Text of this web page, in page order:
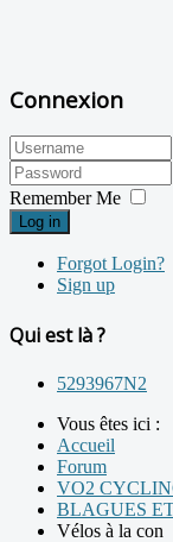
Connexion
Remember Me
Log in
Forgot Login?
Sign up
Qui est là ?
5293967N2
Vous êtes ici :
Accueil
Forum
VO2
BLAGUES
Vélos à la con